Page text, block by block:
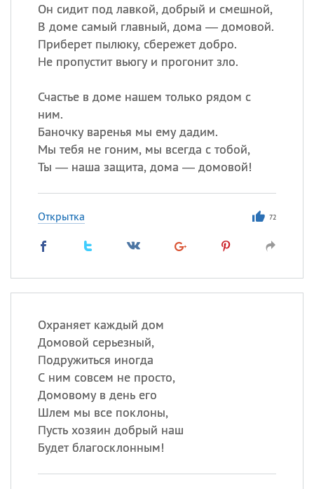
Он сидит под лавкой, добрый и смешной,
В доме самый главный, дома — домовой.
Приберет пылюку, сбережет добро.
Не пропустит вьюгу и прогонит зло.
Счастье в доме нашем только рядом с
ним.
Баночку варенья мы ему дадим.
Мы тебя не гоним, мы всегда с тобой,
Ты — наша защита, дома — домовой!
Открытка 72
Охраняет каждый дом
Домовой серьезный,
Подружиться иногда
С ним совсем не просто,
Домовому в день его
Шлем мы все поклоны,
Пусть хозяин добрый наш
Будет благосклонным!